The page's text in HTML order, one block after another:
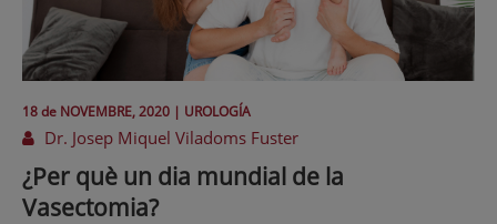
18 de NOVEMBRE, 2020 | UROLOGÍA
Dr. Josep Miquel Viladoms Fuster
¿Per què un dia mundial de la
Vasectomia?